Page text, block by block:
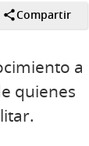
Compartir
a
quienes